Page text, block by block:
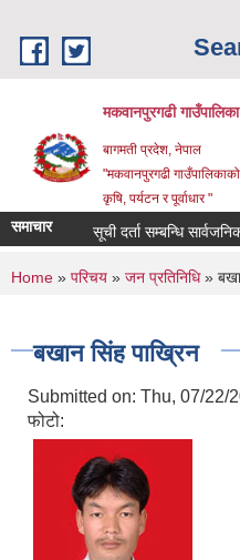
मकवानपुरगढी गाउँपालिका
बागमती प्रदेश, नेपाल
"मकवानपुरगढी
कृषि, पर्यटन र पूर्वाधार "
समाचारसूची दर्ता सम्बन्धि सार्वजनिक सूचना
You are here
Home » परिचय » जन प्रतिनिधि»
बखान सिंह पाख्रिन
Submitted on: Thu, 07/22/
फोटो: